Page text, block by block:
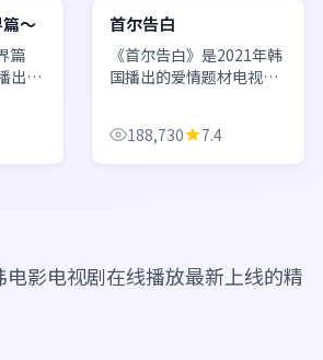
向
迎通过日韩电影电视...
～
篇
出的
。
合，
韩国
首尔告白
《首尔告白》是2021年韩
国播出的爱情题材电视
演。以家族秘密为线索，
层层揭开二十年前的悬
188,730 7.4
电影电视剧在线播放最新上线的精